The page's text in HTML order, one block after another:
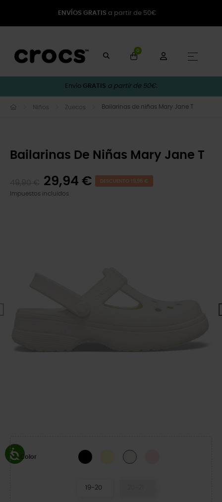
ENVÍOS GRATIS a partir de 50€
0
☰
Envío GRATIS a partir de 50€.
Niños Zuecos Bailarinas de niñas Mary Jane T
Bailarinas De Niñas Mary Jane T
29,94 € DESCUENTO 19,96 €
Impuestos incluidos
Color Black Chalk
19-20